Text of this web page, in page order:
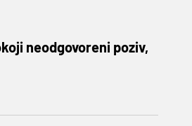
neodgovoreni poziv,